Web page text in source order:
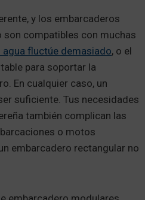
y los embarcaderos
compatibles con muchas
agua fluctúe demasiado, o el
para soportar la
En cualquier caso, un
suficiente. Tus necesidades
también complican las
o motos
embarcadero rectangular no